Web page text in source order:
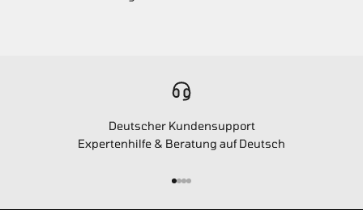
Deutscher Kundensupport
Expertenhilfe & Beratung auf Deutsch